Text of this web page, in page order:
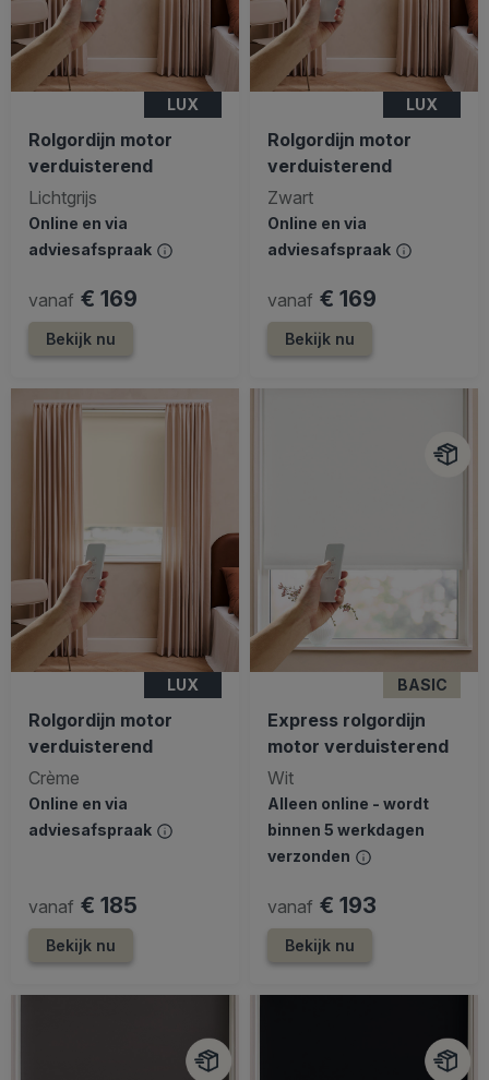
LUX
Rolgordijn motor
verduisterend
Lichtgrijs
Online en via
adviesafspraak
vanaf € 169
Bekijk nu
LUX
Rolgordijn motor
verduisterend
Zwart
Online en via
adviesafspraak
vanaf € 169
Bekijk nu
LUX
Rolgordijn motor
verduisterend
Crème
Online en via
adviesafspraak
vanaf € 185
Bekijk nu
BASIC
Express rolgordijn
motor verduisterend
Wit
Alleen online - wordt
binnen 5 werkdagen
verzonden
vanaf € 193
Bekijk nu